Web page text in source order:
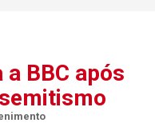
BBC após